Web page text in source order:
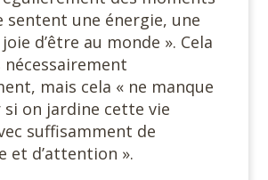
une énergie, une
d’être au monde ». Cela
nécessairement
mais cela « ne manque
si on jardine cette vie
suffisamment de
et d’attention ».